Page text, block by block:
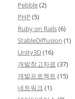
Pebble(2)
PHP (5)
Ruby on Rails(6)
StableDiffusion (1)
Unity3D(16)
개발참고자료 (37)
개발프로젝트 (15)
네트워크 (1)